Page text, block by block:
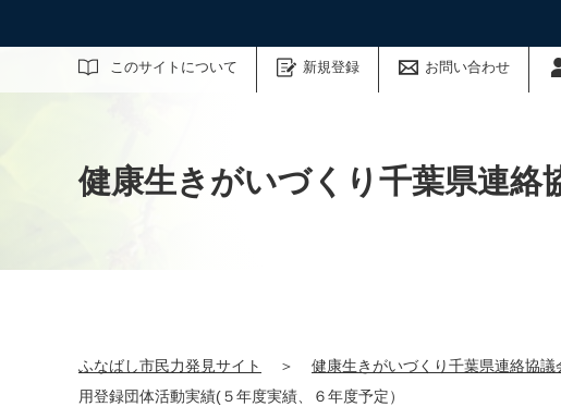
このサイトについて 新規登録 お問い合わせ
サイト内検索
健康生きがいづくり千葉県連絡
ふなばし市民力発見サイト ＞ 健康生きがいづくり千葉県連絡協議
用登録団体活動実績(５年度実績、６年度予定）